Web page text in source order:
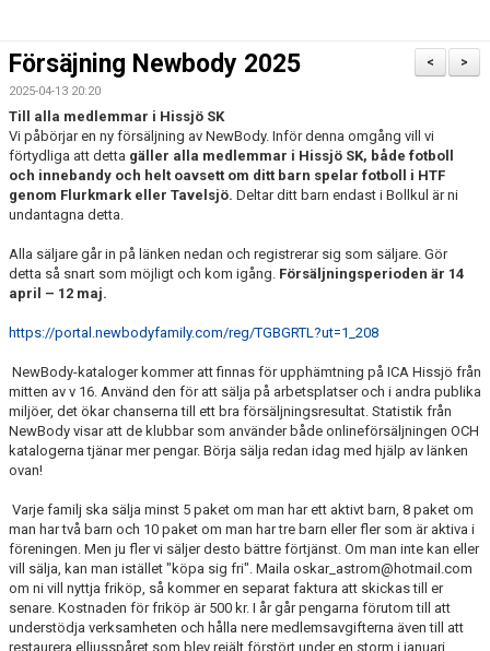
KONTAKT
VÅRA LAG
KALENDER
BOKNINGAR
MATCHER
DOKUMENT
>
<
Försäjning Newbody 2025
2025-04-13 20:20
Till alla medlemmar i Hissjö SK
Vi påbörjar en ny försäljning av NewBody. Inför denna omgång vill vi
förtydliga att detta gäller alla medlemmar i Hissjö SK, både fotboll
och innebandy och helt oavsett om ditt barn spelar fotboll i HTF
genom Flurkmark eller Tavelsjö. Deltar ditt barn endast i Bollkul är ni
undantagna detta.
Alla säljare går in på länken nedan och registrerar sig som säljare. Gör
detta så snart som möjligt och kom igång. Försäljningsperioden är 14
april – 12 maj.
https://portal.newbodyfamily.com/reg/TGBGRTL?ut=1_208
NewBody-kataloger kommer att finnas för upphämtning på ICA Hissjö från
mitten av v 16. Använd den för att sälja på arbetsplatser och i andra publika
miljöer, det ökar chanserna till ett bra försäljningsresultat. Statistik från
NewBody visar att de klubbar som använder både onlineförsäljningen OCH
katalogerna tjänar mer pengar. Börja sälja redan idag med hjälp av länken
ovan!
Varje familj ska sälja minst 5 paket om man har ett aktivt barn, 8 paket om
man har två barn och 10 paket om man har tre barn eller fler som är aktiva i
föreningen. Men ju fler vi säljer desto bättre förtjänst. Om man inte kan eller
vill sälja, kan man istället "köpa sig fri". Maila oskar_astrom@hotmail.com
om ni vill nyttja friköp, så kommer en separat faktura att skickas till er
senare. Kostnaden för friköp är 500 kr. I år går pengarna förutom till att
understödja verksamheten och hålla nere medlemsavgifterna även till att
restaurera elljusspåret som blev rejält förstört under en storm i januari.